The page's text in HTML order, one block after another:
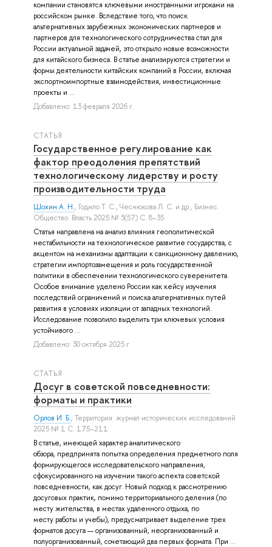
компании становятся ключевыми иностранными игроками на
российском рынке. Вследствие того, что поиск
альтернативных зарубежных экономических партнеров и
партнеров для технологического сотрудничества стал для
России актуальной задачей, это открыло новые возможности
для китайского бизнеса. В статье анализируются стратегии и
формы деятельности китайских компаний в России, включая
экспортноимпортные взаимодействия, инвестиционные
проекты и ...
Добавлено: 13 февраля 2026 г.
СТАТЬЯ
Государственное регулирование как
фактор преодоления препятствий
технологическому лидерству и росту
производительности труда
Шохин А. Н., Годило Т. С., Чеснюкова Л. С. и др., Бизнес.
Общество. Власть 2025 № 3(57) С. 8–35
Статья направлена на анализ влияния геополитической
нестабильности на технологическое развитие государства, с
акцентом на механизмы адаптации к санкционному давлению,
стратегии импортозамещения и роль государственной
политики в обеспечении технологического суверенитета.
Особое внимание уделено России как кейсу изучения
последствий ограничений и поиска альтернативных путей
развития в условиях изоляции от западных технологий.
Исследование позволило выделить три ключевых условия
устойчивого ...
Добавлено: 30 октября 2025 г.
СТАТЬЯ
Досуг в советской повседневности:
форматы и практики
Орлов И. Б., Территория: журнал исторических исследований
2025 № 1 С. 175–211
В статье, имеющей характер аналитического
обзора, предпринята попытка определения предметного поля
формирующегося исследовательского направления,
сфокусированного на изучении такого аспекта советской
повседневности, как досуг. Новый подход к рассмотрению
досуговых практик, помимо территориального деления (по
месту жительства, в местах удаленного отдыха, по
месту работы и учебы), предусматривает выделение трех
форматов досуга — организованный, неорганизованный и
полуорганизованный, сочетающий два первых формата. При ...